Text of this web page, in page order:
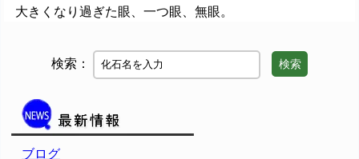
大きくなり過ぎた眼、一つ眼、無眼。
検索： 検索
ブログ